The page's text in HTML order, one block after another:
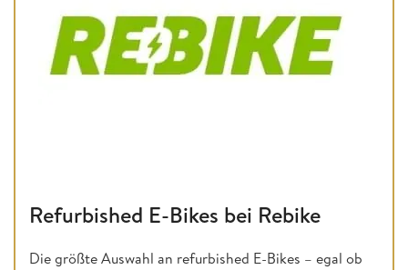
Refurbished E-Bikes bei Rebike
Die größte Auswahl an refurbished E-Bikes – egal ob